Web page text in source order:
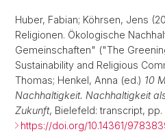
Huber, Fabian; Köhrsen, Jens
Religionen. Ökologische
Gemeinschaften" ("The
Sustainability and Religious
Thomas; Henkel, Anna (ed.) 10
Nachhaltigkeit. Nachhaltigkeit
Zukunft, Bielefeld: transcript, pp.
https://doi.org/10.14361/